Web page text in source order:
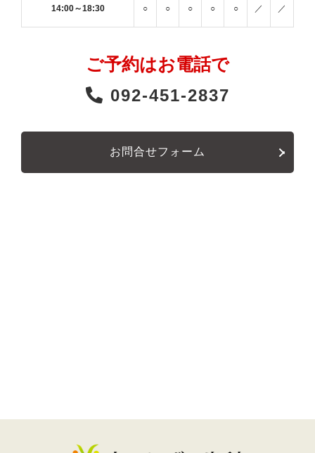
14:00～18:30 ○ ○ ○ ○ ○ ／ ／
ご予約はお電話で
092-451-2837
お問合せフォーム